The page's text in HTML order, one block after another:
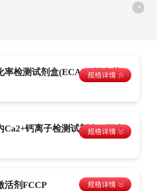
率检测试剂盒(ECAR)-绿色荧
Ca2+钙离子检测试剂盒（绿色
活剂FCCP